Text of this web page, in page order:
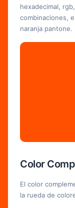
hexadecimal,
combinaciones,
naranja pantone.
Color
El color
la rueda de